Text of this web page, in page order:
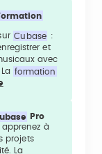
Cubase :
et
avec
formation
Pro
apprenez à
projets
La